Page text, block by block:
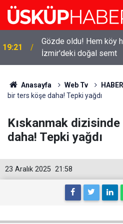
19:21
Gözde oldu! Hem köy
İzmir'deki doğal semt
Anasayfa Web Tv
bir ters köşe daha! Tepki yağdı
Kıskanmak
daha! Tepki yağdı
21:58
23 Aralık 2025